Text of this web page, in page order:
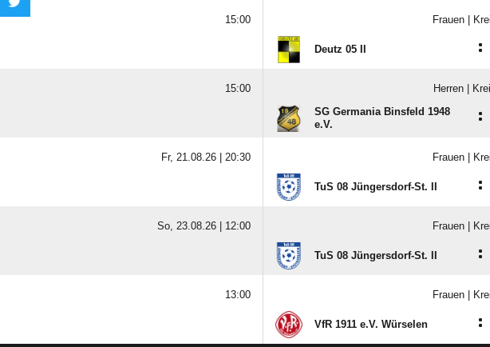
15:00 Frauen |
Deutz 05 II :
15:00 Herren |
SG Germania Binsfeld 1948
e.V.
:
Fr, 21.08.26 | 20:30 Frauen |
TuS 08 Jüngersdorf-St. II :
So, 23.08.26 | 12:00 Frauen |
TuS 08 Jüngersdorf-St. II :
13:00 Frauen |
VfR 1911 e.V. Würselen :